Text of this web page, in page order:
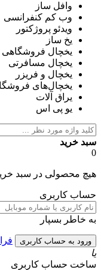
وافل ساز
وب کم کنفرانسی
ویدئو پروژکتور
یخ ساز
یخچال فروشگاهی
یخچال مسافرتی
یخچال و فریزر
یخچال‌های
یراق آلات
یو پی اس
سبد خرید
0
هیچ محصولی در سبد
حساب کاربری
به خاطر بسپار
یا
ساخت حساب کاربری